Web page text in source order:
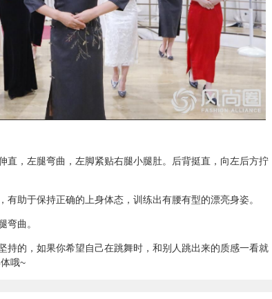
，左腿弯曲，左脚紧贴右腿小腿肚。后背挺直，向左后方拧
助于保持正确的上身体态，训练出有腰有型的漂亮身姿。
曲。
的，如果你希望自己在跳舞时，和别人跳出来的质感一看就
哦~